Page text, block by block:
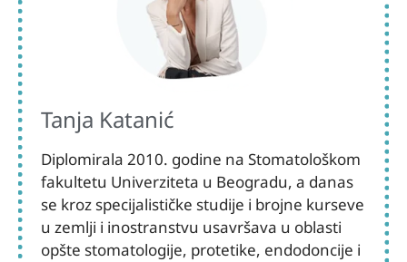
Tanja Katanić
Diplomirala 2010. godine na Stomatološkom
fakultetu Univerziteta u Beogradu, a danas
se kroz specijalističke studije i brojne kurseve
u zemlji i inostranstvu usavršava u oblasti
opšte stomatologije, protetike, endodoncije i